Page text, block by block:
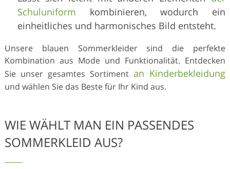
Schuluniform kombinieren, wodurch ein
einheitliches und harmonisches Bild entsteht.
Unsere blauen Sommerkleider sind die perfekte
Kombination aus Mode und Funktionalität. Entdecken
Sie unser gesamtes Sortiment an Kinderbekleidung
und wählen Sie das Beste für Ihr Kind aus.
WIE WÄHLT MAN EIN PASSENDES
SOMMERKLEID AUS?